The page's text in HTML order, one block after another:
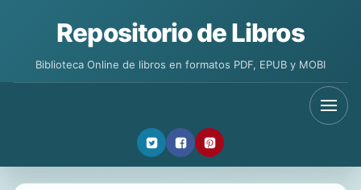
Repositorio de Libros
Biblioteca Online de libros en formatos PDF, EPUB y MOBI